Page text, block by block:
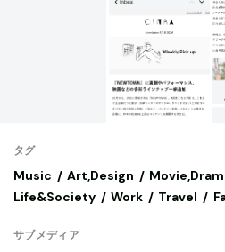
タグ
Music Art,Design
Life&Society
Work Travel
サブメディア